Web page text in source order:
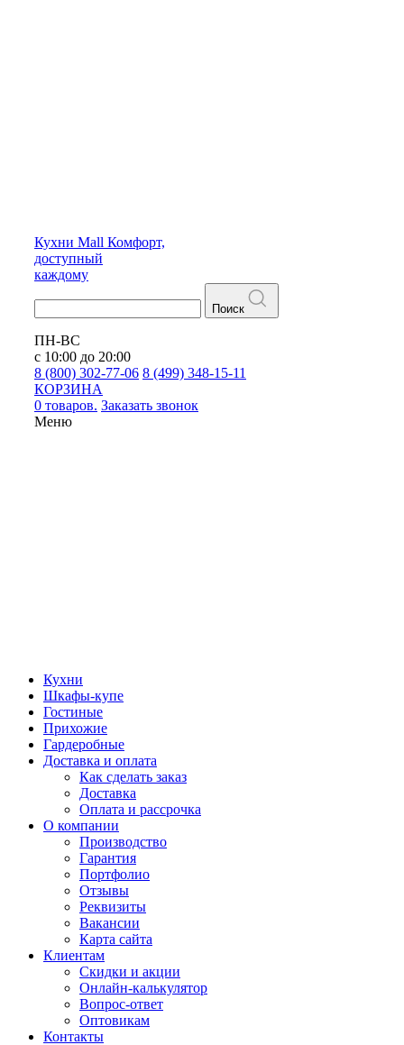
Кухни Mall Комфорт,
доступный
каждому
Поиск
ПН-ВС
с 10:00 до 20:00
8 (800) 302-77-06 8 (499) 348-15-11
КОРЗИНА
0 товаров. Заказать звонок
Меню
Кухни
Шкафы-купе
Гостиные
Прихожие
Гардеробные
Доставка и оплата
Как сделать заказ
Доставка
Оплата и рассрочка
О компании
Производство
Гарантия
Портфолио
Отзывы
Реквизиты
Вакансии
Карта сайта
Клиентам
Скидки и акции
Онлайн-калькулятор
Вопрос-ответ
Оптовикам
Контакты